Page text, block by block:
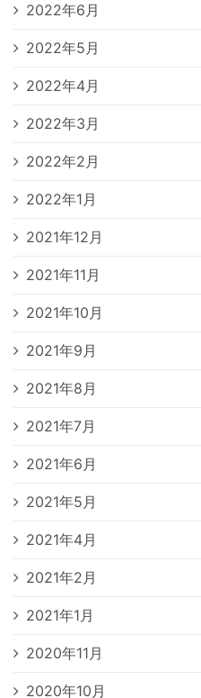
2022年6月
2022年5月
2022年4月
2022年3月
2022年2月
2022年1月
2021年12月
2021年11月
2021年10月
2021年9月
2021年8月
2021年7月
2021年6月
2021年5月
2021年4月
2021年2月
2021年1月
2020年11月
2020年10月